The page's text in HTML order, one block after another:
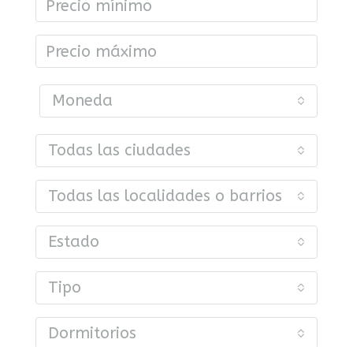
Moneda
Todas las ciudades
Todas las localidades o barrios
Estado
Tipo
Dormitorios